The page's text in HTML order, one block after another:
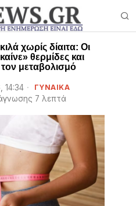
χωρίς δίαιτα: Οι
θερμίδες και
μεταβολισμό
14:34 ΓΥΝΑΙΚΑ
7 λεπτά